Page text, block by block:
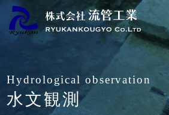
Skip
content
Hydrological observation
水文観測